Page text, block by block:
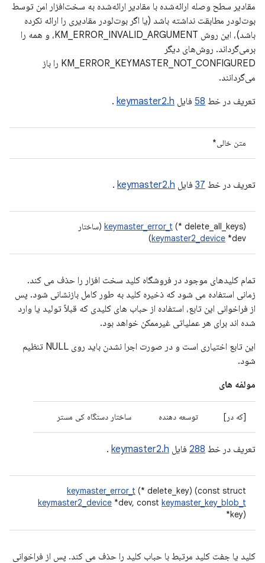
مقادیر سطح وصله ارائه‌شده با مقادیر ارائه‌شده به سخت‌افزار امن توسط
بوت‌لودر مطابقت نداشته باشد (یا اگر بوت‌لودر مقادیری را ارائه نکرده
باشد)، این روش KM_ERROR_INVALID_ARGUMENT، و همه را
برمی‌گرداند. روش‌های دیگر
KM_ERROR_KEYMASTER_NOT_CONFIGURED را باز
می‌گردانند.
تعریف در خط 58 فایل keymaster2.h
.
متن خالی*
تعریف در خط 37 فایل keymaster2.h
.
keymaster_error_t (* delete_all_keys) (ساختار
keymaster2_device *dev)
تمام کلیدهای موجود در فروشگاه کلید سخت افزار را حذف می کند.
زمانی استفاده می شود که ذخیره کلید به طور کامل بازنشانی شود. پس
از فراخوانی این تابع، استفاده از حباب های کلیدی که قبلاً تولید یا وارد
شده اند برای هر عملیاتی غیرممکن خواهد بود.
این تابع اختیاری است و در صورت اجرا نشدن باید روی NULL تنظیم
شود.
مولفه های
[که در] توسعه دهنده ساختار دستگاه کی مستر
تعریف در خط 288 فایل keymaster2.h
.
keymaster_error_t (* delete_key) (const struct
keymaster2_device *dev, const keymaster_key_blob_t
*key)
کلید یا جفت کلید مرتبط با حباب کلید را حذف می کند. پس از فراخوانی